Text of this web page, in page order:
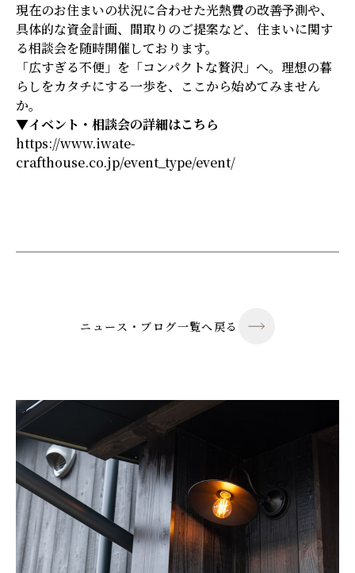
現在のお住まいの状況に合わせた光熱費の改善予測や、
具体的な資金計画、間取りのご提案など、住まいに関す
る相談会を随時開催しております。
「広すぎる不便」を「コンパクトな贅沢」へ。理想の暮
らしをカタチにする一歩を、ここから始めてみません
か。
▼イベント・相談会の詳細はこちら
https://www.iwate-
crafthouse.co.jp/event_type/event/
ニュース・ブログ一覧へ戻る